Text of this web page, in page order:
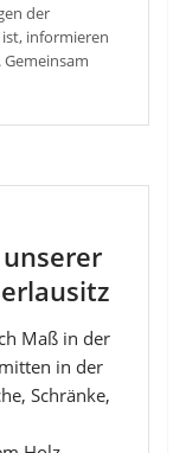
der
informieren
Maß in der
in der
Schränke,